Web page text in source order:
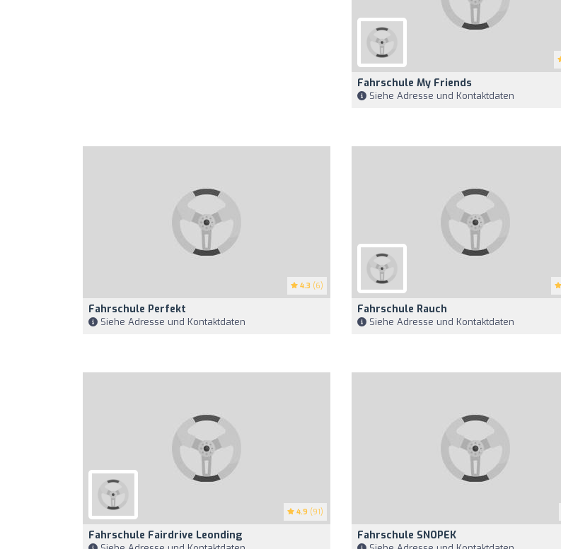
Fahrschule My Friends
Siehe Adresse und Kontaktdaten
4.3 (6)
Fahrschule Perfekt
Siehe Adresse und Kontaktdaten
Fahrschule Rauch
Siehe Adresse und Kontaktdaten
4.9 (91)
Fahrschule Fairdrive Leonding Fahrschule SNOPEK